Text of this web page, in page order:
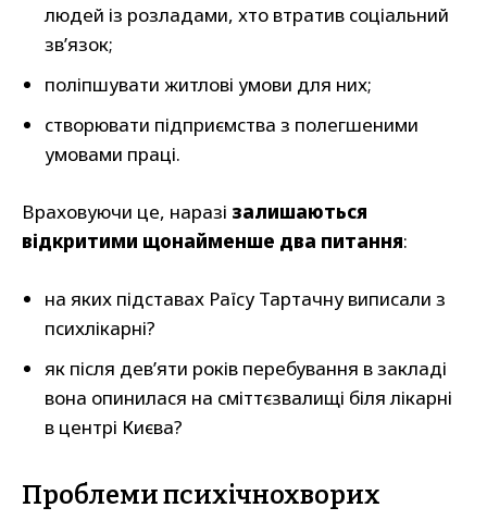
людей із розладами, хто втратив соціальний
зв’язок;
поліпшувати житлові умови для них;
створювати підприємства з полегшеними
умовами праці.
Враховуючи це, наразі залишаються
відкритими щонайменше два питання:
на яких підставах Раїсу Тартачну виписали з
психлікарні?
як після дев’яти років перебування в закладі
вона опинилася на сміттєзвалищі біля лікарні
в центрі Києва?
Проблеми психічнохворих